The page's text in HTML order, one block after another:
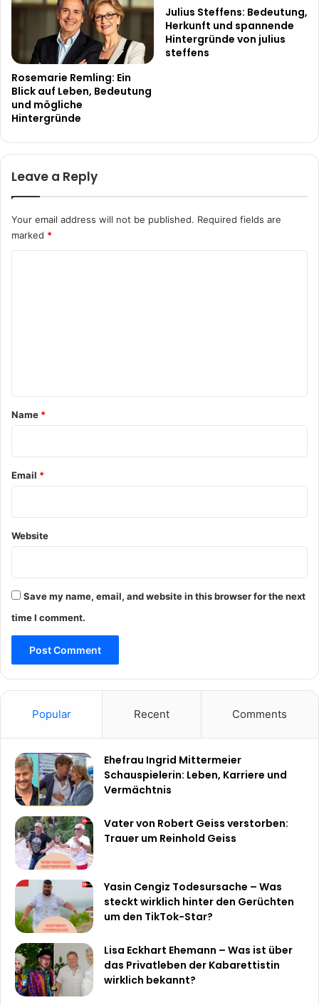
Rosemarie Remling: Ein
Blick auf Leben, Bedeutung
und mögliche
Hintergründe
Julius Steffens: Bedeutung,
Herkunft und spannende
Hintergründe von julius
steffens
Leave a Reply
Your email address will not be published. Required fields are
marked *
*
Name *
Email *
Website
Save my name, email, and website in this browser for the next
time I comment.
Popular Recent Comments
Ehefrau Ingrid Mittermeier
Schauspielerin: Leben, Karriere und
Vermächtnis
Vater von Robert Geiss verstorben:
Trauer um Reinhold Geiss
Yasin Cengiz Todesursache – Was
steckt wirklich hinter den Gerüchten
um den TikTok-Star?
Lisa Eckhart Ehemann – Was ist über
das Privatleben der Kabarettistin
wirklich bekannt?